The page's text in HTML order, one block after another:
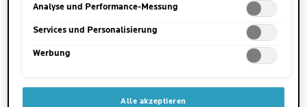
von
Bewertungen
Für empfindliche Augen
von
Bewertungen
unsere Datenschutzinformationen.
Analyse und Performance-Messung
Services und Personalisierung
Werbung
Alle akzeptieren